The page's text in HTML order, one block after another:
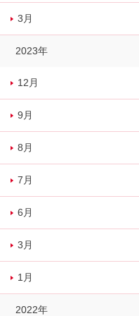
3月
2023年
12月
9月
8月
7月
6月
3月
1月
2022年